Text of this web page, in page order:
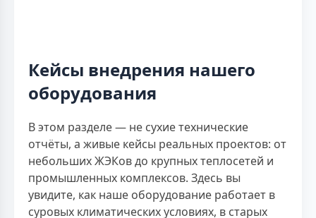
Кейсы внедрения нашего
оборудования
В этом разделе — не сухие технические
отчёты, а живые кейсы реальных проектов: от
небольших ЖЭКов до крупных теплосетей и
промышленных комплексов. Здесь вы
увидите, как наше оборудование работает в
суровых климатических условиях, в старых